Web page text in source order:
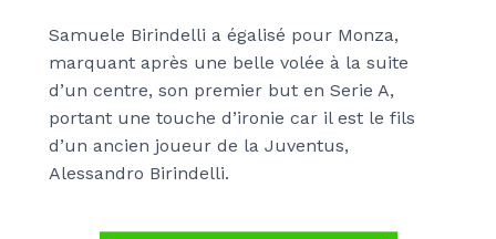
Samuele Birindelli a égalisé pour Monza,
marquant après une belle volée à la suite
d’un centre, son premier but en Serie A,
portant une touche d’ironie car il est le fils
d’un ancien joueur de la Juventus,
Alessandro Birindelli.